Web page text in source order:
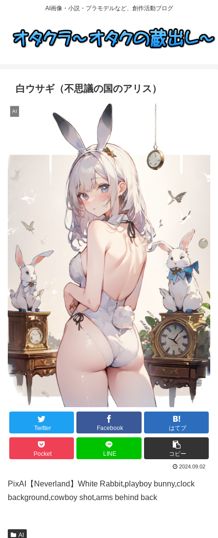
AI画像・小説・プラモデルなど、創作活動ブログ
白ウサギ（不思議の国のアリス）
AI
Twitter Facebook はてブ
Pocket LINE コピー
2024.09.02
PixAI【Neverland】White Rabbit,playboy bunny,clock
background,cowboy shot,arms behind back
AI